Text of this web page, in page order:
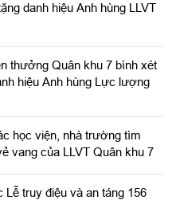
danh hiệu Anh hùng LLVT
thưởng Quân khu 7 bình xét
hiệu Anh hùng Lực lượng
học viện, nhà trường tìm
vang của LLVT Quân khu 7
truy điệu và an táng 156